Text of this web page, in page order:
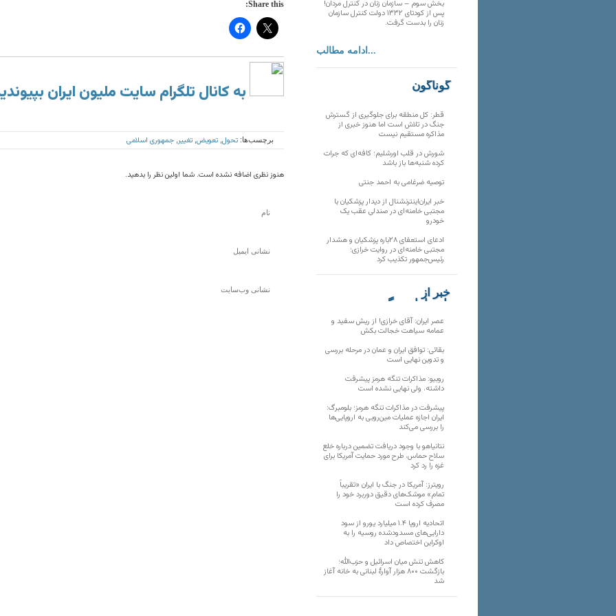
Share this:
به کانال تلگرام سایت ملیون ایران
برچسب‌ها: تحول تعویض تغییر جمهوری اسلامی
هنوز نظری اضافه نشده است. شما اولین نظر را بدهید.
بخش سوم – سازمان زنان در کنترل مردان!
پس از کودتای ۱۳۳۲ دولت کنترل سازمان
زنان را بدست گرفت.
ادامه مطالب...
گوناگون
قطر: کل منطقه برای جلوگیری از گسترش
جنگ در تلاش است اما هنوز خبری از
مذاکره مستقیم نیست
شورش در قلب اورشلیم؛ کافه‌ای که جرات
کرده شنبه‌ها باز باشد
توصیه ضرغامی به احمد جنتی
خبر ایران‌اینترنشنال از دیدار پزشکیان با
مجتبی خامنه‌ای در صندلی عقب یک
خودرو
ادعای استعفای ۲۸باره پزشکیان و هشدار
مجتبی خامنه‌ای در روایت خرازی؛
رئیس‌جمهور تکذیب کرد
خبر از
تارنماهای دیگر
عصر ایران: آقای خرازی! از ریش سفید و
عمامه سیاهت خجالت بکش
بقائی: توافق ایران و عمان در مرحله بررسی
و تدوین نهایی است
روبیو: مذاکرات تنگه هرمز پیشرفت
داشته، ولی نهایی نشده است
پیشرفت در مذاکرات تنگه هرمز؛ بلومبرگ:
ایران اجازه عملیات مین‌روبی به اروپایی‌ها
را بررسی می‌کند
نتانیاهو با وجود دریافت تضمین درباره خلع
سلاح حماس، طرح مورد حمایت آمریکا برای
غزه را رد کرد
رویترز: آمریکا در جنگ با ایران «تقریباً
تمام» موشک‌های دقیق دوربرد خود را
مصرف کرده است
اتحادیه اروپا ۱.۴ میلیارد یورو از سود
دارایی‌های مسدودشده روسیه را به
اوکراین ‏اختصاص داد
کاهش تنش میان اسرائیل و حزب‌الله؛
بازگشت ۸۰۰ هزار آوارۀ لبنانی به خانه‌ آغاز
شد